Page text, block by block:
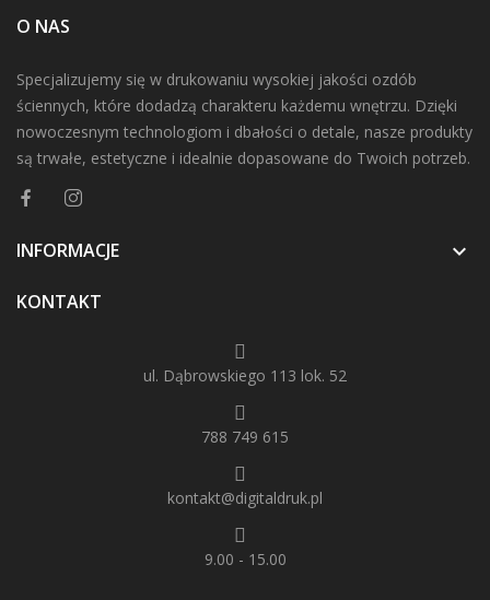
O NAS
Specjalizujemy się w drukowaniu wysokiej jakości ozdób
ściennych, które dodadzą charakteru każdemu wnętrzu. Dzięki
nowoczesnym technologiom i dbałości o detale, nasze produkty
są trwałe, estetyczne i idealnie dopasowane do Twoich potrzeb.
INFORMACJE 
KONTAKT
ul. Dąbrowskiego 113 lok. 52
788 749 615
kontakt@digitaldruk.pl
9.00 - 15.00